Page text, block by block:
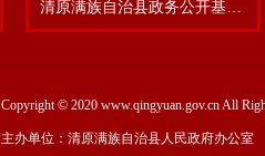
Copyright © 2020 www.qingyuan.gov.cn All
主办单位：清原满族自治县人民政府办公室